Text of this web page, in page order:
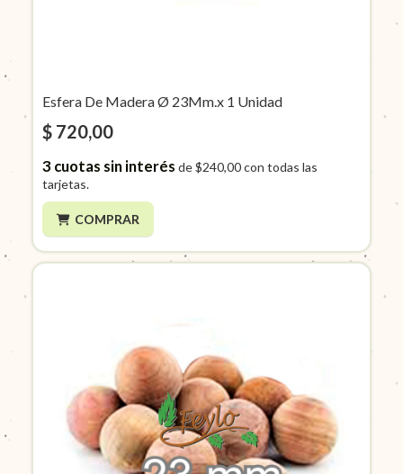
Esfera De Madera Ø 23Mm.x 1 Unidad
$ 720,00
3cuotas sin interés de$240,00con todas las
tarjetas.
COMPRAR